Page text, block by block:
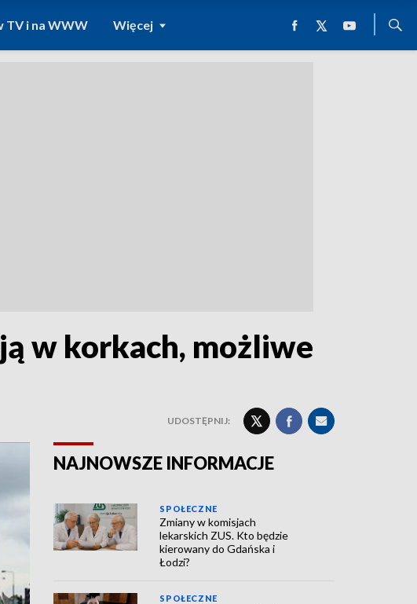
TV i na WWW Więcej
w korkach, możliwe
UDOSTĘPNIJ:
NAJNOWSZE INFORMACJE
SPOŁECZNE
Zmiany w komisjach
lekarskich ZUS. Kto będzie
kierowany do Gdańska i
Łodzi?
SPOŁECZNE